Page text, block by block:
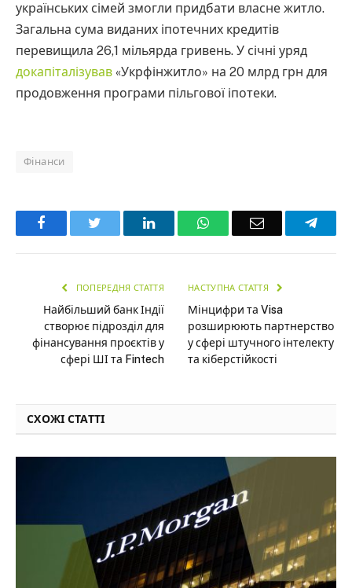
українських сімей змогли придбати власне житло.
Загальна сума виданих іпотечних кредитів
перевищила 26,1 мільярда гривень. У січні уряд
докапіталізував «Укрфінжитло» на 20 млрд грн для
продовження програми пільгової іпотеки.
Фінанси
Facebook LinkedInWhatsAppEmail
ПОПЕРЕДНЯ СТАТТЯ
Найбільший банк Індії
створює підрозділ для
фінансування проєктів у
сфері ШІ та Fintech
НАСТУПНА СТАТТЯ
Мінцифри та Visa
розширюють партнерство
у сфері штучного інтелекту
та кіберстійкості
СХОЖІ СТАТТІ